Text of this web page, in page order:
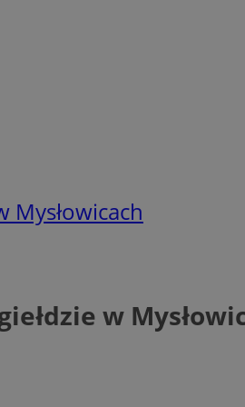
Mysłowicach
w